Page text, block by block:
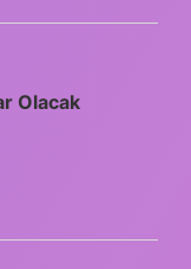
Olacak